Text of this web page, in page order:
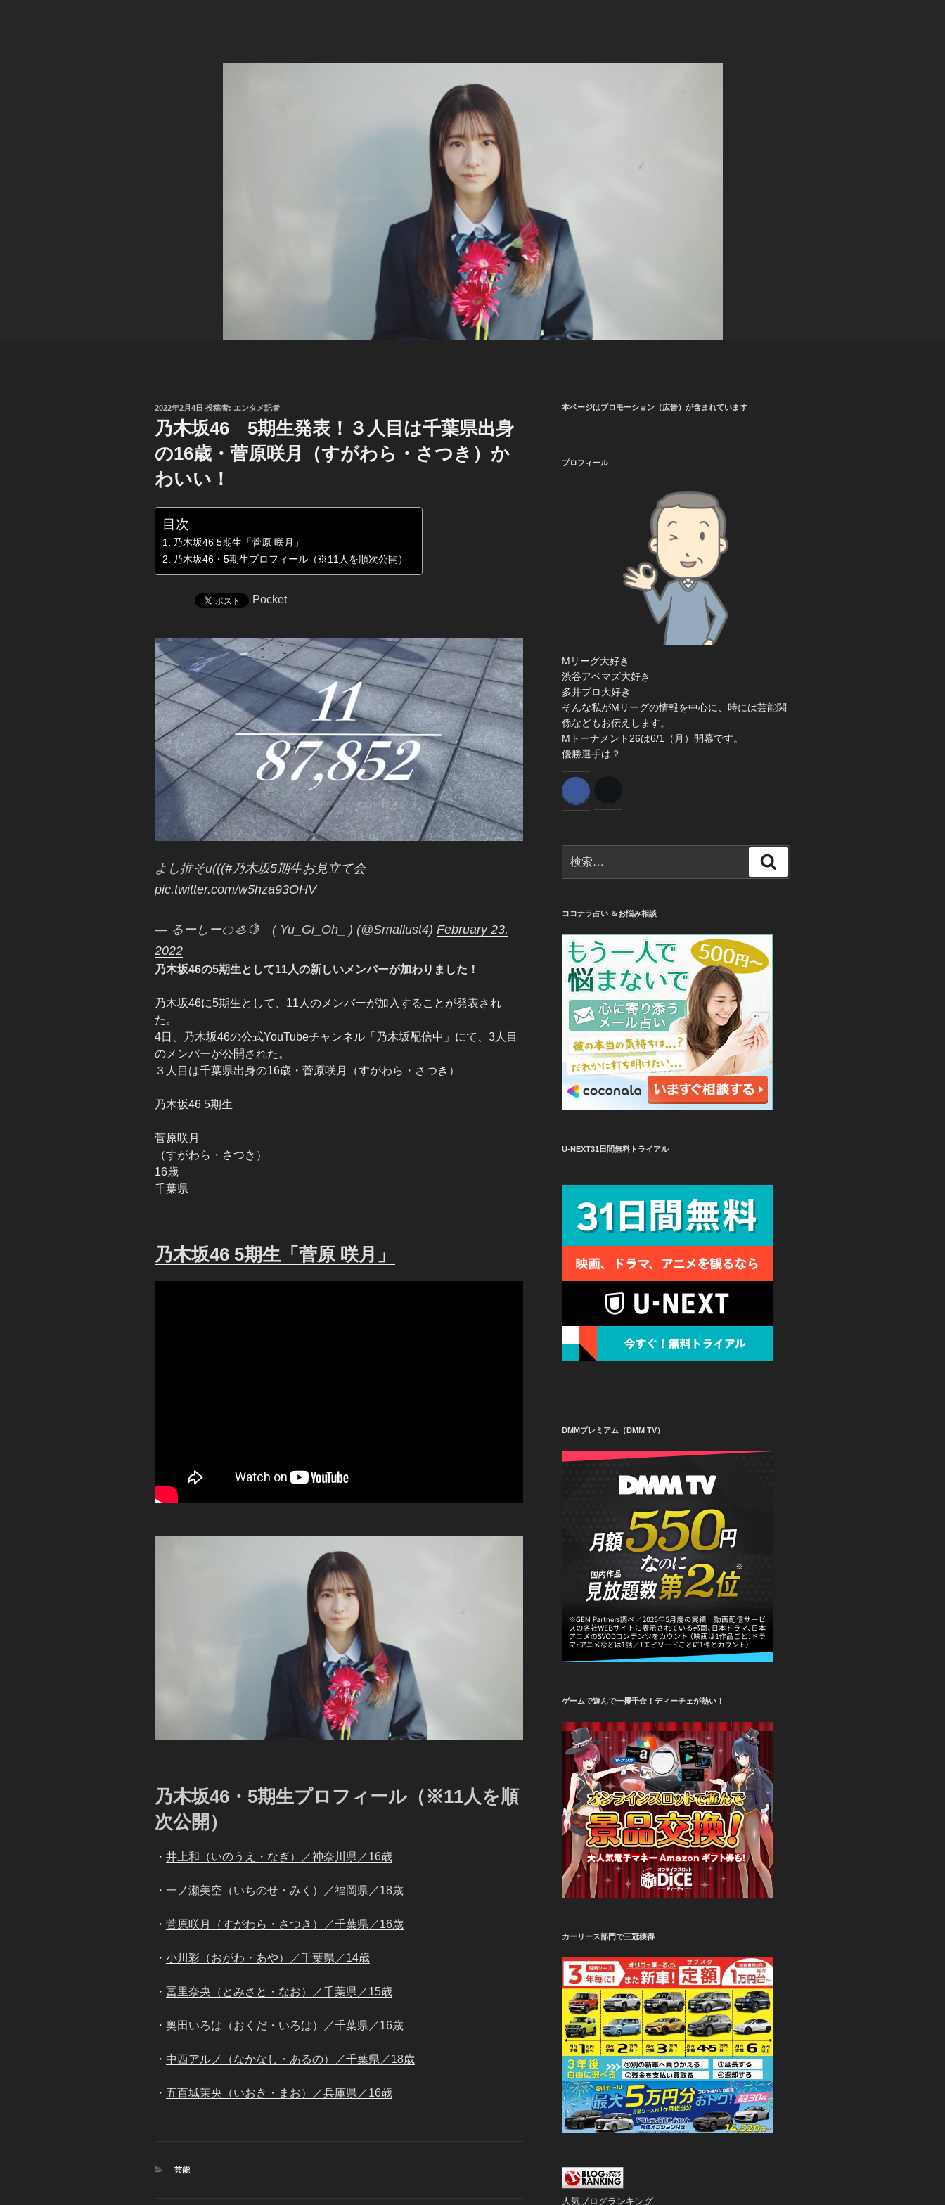
投
稿
日:
2022年2月4日 投稿者: エンタメ記者
乃木坂46 5期生発表！３人目は千葉県出身
の16歳・菅原咲月（すがわら・さつき）か
わいい！
目次
乃木坂46 5期生「菅原 咲月」
乃木坂46・5期生プロフィール（※11人を順次公開）
Pocket
よし推そu(((#乃木坂5期生お見立て会
pic.twitter.com/w5hza93OHV
— るーしー🍊🦪🍋 ( Yu_Gi_Oh_ ) (@Smallust4) February 23,
2022
乃木坂46の5期生として11人の新しいメンバーが加わりました！
乃木坂46に5期生として、11人のメンバーが加入することが発表され
た。
4日、乃木坂46の公式YouTubeチャンネル「乃木坂配信中」にて、3人目
のメンバーが公開された。
３人目は千葉県出身の16歳・菅原咲月（すがわら・さつき）
乃木坂46 5期生
菅原咲月
（すがわら・さつき）
16歳
千葉県
乃木坂46 5期生「菅原 咲月」
乃木坂46・5期生プロフィール（※11人を順
次公開）
・ 井上和（いのうえ・なぎ）／神奈川県／16歳
・ 一ノ瀬美空（いちのせ・みく）／福岡県／18歳
・ 菅原咲月（すがわら・さつき）／千葉県／16歳
・ 小川彩（おがわ・あや）／千葉県／14歳
・ 冨里奈央（とみさと・なお）／千葉県／15歳
・ 奥田いろは（おくだ・いろは）／千葉県／16歳
・ 中西アルノ（なかなし・あるの）／千葉県／18歳
・ 五百城茉央（いおき・まお）／兵庫県／16歳
カ
芸能
本ページはプロモーション（広告）が含まれています
プロフィール
Mリーグ大好き
渋谷アベマズ大好き
多井プロ大好き
そんな私がMリーグの情報を中心に、時には芸能関
係などもお伝えします。
Mトーナメント26は6/1（月）開幕です。
優勝選手は？
索:
索
ココナラ占い ＆お悩み相談
U-NEXT31日間無料トライアル
DMMプレミアム（DMM TV）
ゲームで遊んで一攫千金！ディーチェが熱い！
カーリース部門で三冠獲得
人気ブログランキング